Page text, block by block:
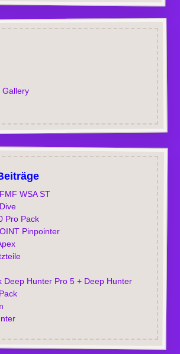
Gallery
WSA ST
Pro Pack
Pinpointer
Deep Hunter Pro 5 + Deep Hunter